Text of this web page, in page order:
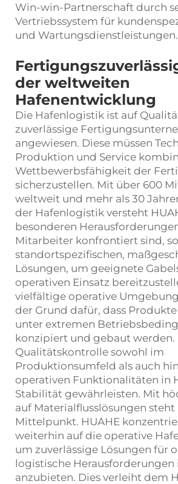
Win-win-Partnerschaft durch
Vertriebssystem für
und Wartungsdienstleistungen.
der weltweiten
Hafenentwicklung
Die Hafenlogistik ist auf
zuverlässige
angewiesen. Diese müssen
Produktion und Service
Wettbewerbsfähigkeit der
sicherzustellen. Mit über 600
weltweit und mehr als 30
der Hafenlogistik versteht
besonderen
Mitarbeiter konfrontiert sind,
standortspezifischen,
Lösungen, um geeignete
operativen Einsatz
vielfältige operative
der Grund dafür, dass
unter extremen
konzipiert und gebaut werden.
Qualitätskontrolle sowohl im
Produktionsumfeld als auch
operativen Funktionalitäten in
Stabilität gewährleisten. Mit
auf Materialflusslösungen
Mittelpunkt. HUAHE
weiterhin auf die operative
um zuverlässige Lösungen für
logistische Herausforderungen
anzubieten. Dies verleiht dem